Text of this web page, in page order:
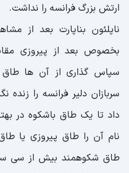
ارتش بزرگ فرانسه را نداشت.
ناپلئون بناپارت بعد از
بخصوص بعد از پیروزی
سپاس گذاری از آن ها طاق
داد تا یک طاق باشکوه در
نام آن را طاق پیروزی یا
طاق شکوهمند بیش از سی